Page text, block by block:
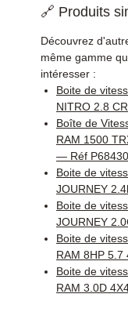
🔗 Produits
Découvrez
même gamme
intéresser :
Boite de
NITRO 2.8
Boîte de
RAM 1500
— Réf
Boite de
JOURNEY 2.4l
Boite de
JOURNEY
Boite de
RAM 8HP 5.7
Boite de
RAM 3.0D